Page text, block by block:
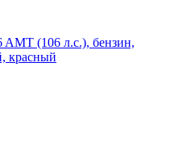
(106 л.с.), бензин,
красный